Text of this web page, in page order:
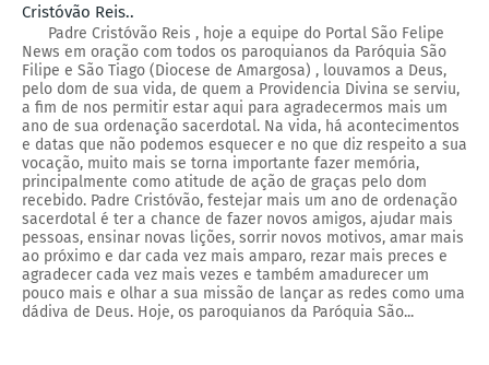
Cristóvão Reis..
Padre Cristóvão Reis , hoje a equipe do Portal São Felipe
News em oração com todos os paroquianos da Paróquia São
Filipe e São Tiago (Diocese de Amargosa) , louvamos a Deus,
pelo dom de sua vida, de quem a Providencia Divina se serviu,
a fim de nos permitir estar aqui para agradecermos mais um
ano de sua ordenação sacerdotal. Na vida, há acontecimentos
e datas que não podemos esquecer e no que diz respeito a sua
vocação, muito mais se torna importante fazer memória,
principalmente como atitude de ação de graças pelo dom
recebido. Padre Cristóvão, festejar mais um ano de ordenação
sacerdotal é ter a chance de fazer novos amigos, ajudar mais
pessoas, ensinar novas lições, sorrir novos motivos, amar mais
ao próximo e dar cada vez mais amparo, rezar mais preces e
agradecer cada vez mais vezes e também amadurecer um
pouco mais e olhar a sua missão de lançar as redes como uma
dádiva de Deus. Hoje, os paroquianos da Paróquia São...